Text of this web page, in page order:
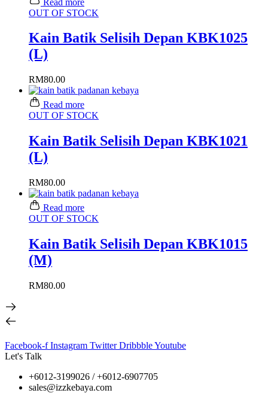
OUT OF STOCK
Kain Batik Selisih Depan KBK1025
(L)
RM80.00
Read more
OUT OF STOCK
Kain Batik Selisih Depan KBK1021
(L)
RM80.00
Read more
OUT OF STOCK
Kain Batik Selisih Depan KBK1015
(M)
RM80.00
Facebook-f Instagram Twitter DribbbleYoutube
Let's Talk
+6012-3199026 / +6012-6907705
sales@izzkebaya.com